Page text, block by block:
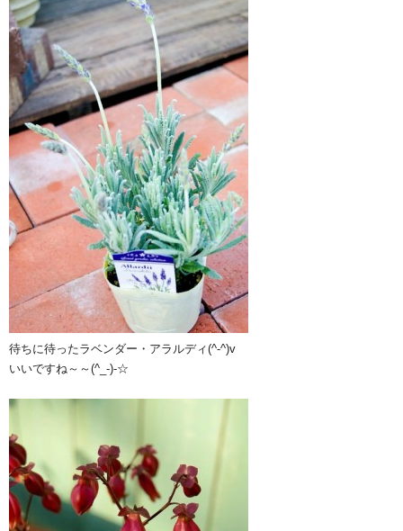
待ちに待ったラベンダー・アラルディ(^-^)v
いいですね～～(^_-)-☆